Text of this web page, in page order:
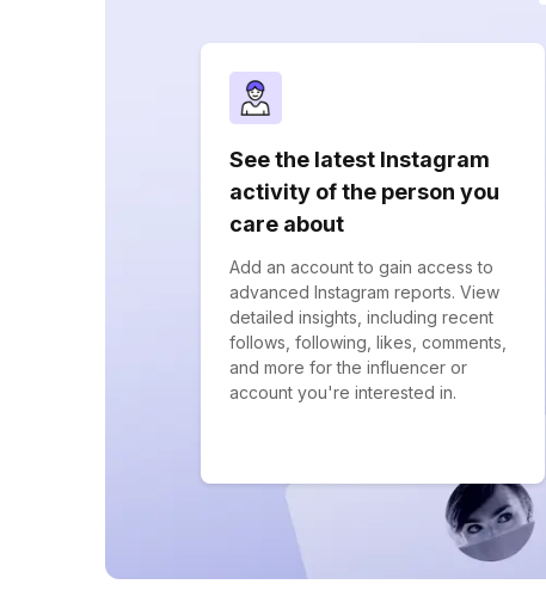
See the latest Instagram
activity of the person you
care about
Add an account to gain access to
advanced Instagram reports. View
detailed insights, including recent
follows, following, likes, comments,
and more for the influencer or
account you're interested in.